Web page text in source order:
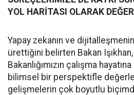
YOL HARİTASI OLARAK
Yapay zekanın ve
ürettiğini belirten Bakan
Bakanlığımızın çalışma
bilimsel bir perspektifle
gelişmelerin çok boyutlu